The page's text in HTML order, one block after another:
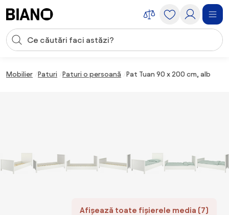
Introducerea căutării
Mobilier Paturi Paturi o persoană Pat Tuan 90 x 200 cm, alb
Afișează toate fișierele media (7)